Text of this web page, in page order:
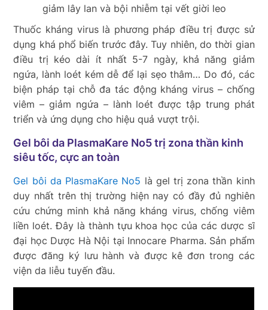
giảm lây lan và bội nhiễm tại vết giời leo
Thuốc kháng virus là phương pháp điều trị được sử
dụng khá phổ biến trước đây. Tuy nhiên, do thời gian
điều trị kéo dài ít nhất 5-7 ngày, khả năng giảm
ngứa, lành loét kém dễ để lại sẹo thâm… Do đó, các
biện pháp tại chỗ đa tác động kháng virus – chống
viêm – giảm ngứa – lành loét được tập trung phát
triển và ứng dụng cho hiệu quả vượt trội.
Gel bôi da PlasmaKare No5 trị zona thần kinh
siêu tốc, cực an toàn
Gel bôi da PlasmaKare No5 là gel trị zona thần kinh
duy nhất trên thị trường hiện nay có đầy đủ nghiên
cứu chứng minh khả năng kháng virus, chống viêm
liền loét. Đây là thành tựu khoa học của các dược sĩ
đại học Dược Hà Nội tại Innocare Pharma. Sản phẩm
được đăng ký lưu hành và được kê đơn trong các
viện da liễu tuyến đầu.